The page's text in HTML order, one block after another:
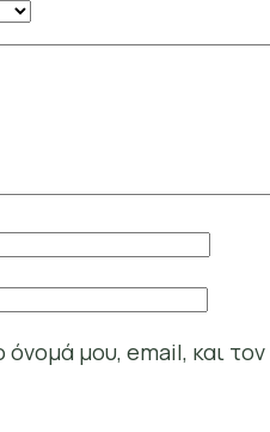
μου, email, και